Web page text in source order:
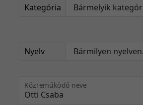
Kategória
Nyelv
Közreműködő neve